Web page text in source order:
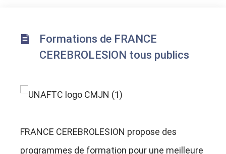
Formations de FRANCE
CEREBROLESION tous publics
FRANCE CEREBROLESION propose des
programmes de formation pour une meilleure